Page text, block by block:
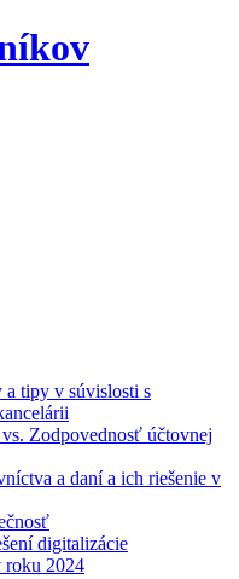
a tipy v súvislosti s
Zodpovednosť účtovnej
a daní a ich riešenie v
digitalizácie
roku 2024